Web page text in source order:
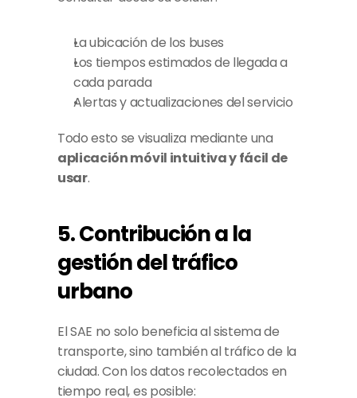
La ubicación de los buses
Los tiempos estimados de llegada a
cada parada
Alertas y actualizaciones del servicio
aplicación móvil intuitiva y fácil de
usar.
5. Contribución a la
gestión del tráfico
urbano
El SAE no solo beneficia al sistema de
transporte, sino también al tráfico de la
ciudad. Con los datos recolectados en
tiempo real, es posible: